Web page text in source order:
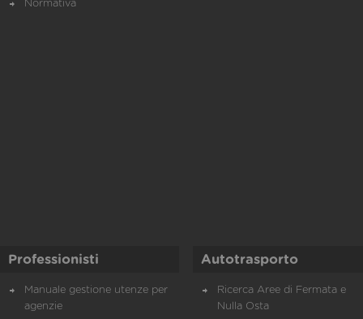
Normativa
Professionisti
Manuale gestione utenze per
agenzie
Autotrasporto
Ricerca Aree di Fermata e
Nulla Osta